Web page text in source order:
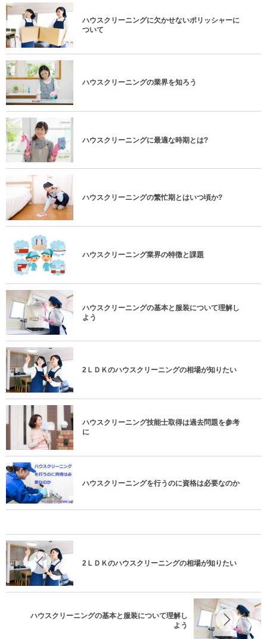
ハウスクリーニングに欠かせないポリッシャーに
ついて
ハウスクリーニングの業界を知ろう
ハウスクリーニングに最適な時期とは?
ハウスクリーニングの繁忙期とはいつ頃か?
ハウスクリーニング業界の特徴と課題
ハウスクリーニングの基本と服装について理解し
よう
2ＬＤＫのハウスクリーニングの相場が知りたい
ハウスクリーニング技能士取得は過去問題を参考
に
ハウスクリーニングを行うのに資格は必要なのか
2ＬＤＫのハウスクリーニングの相場が知りたい
ハウスクリーニングの基本と服装について理解し
よう